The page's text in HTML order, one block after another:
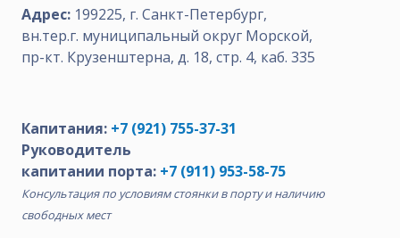
Адрес: 199225, г. Санкт-Петербург,
вн.тер.г. муниципальный округ Морской,
пр-кт. Крузенштерна, д. 18, стр. 4, каб. 335
Капитания: +7 (921) 755-37-31
Руководитель
капитании порта: +7 (911) 953-58-75
Консультация по условиям стоянки в порту и наличию
свободных мест